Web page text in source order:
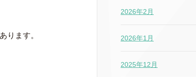
ります。
2026年2月
2026年1月
2025年12月